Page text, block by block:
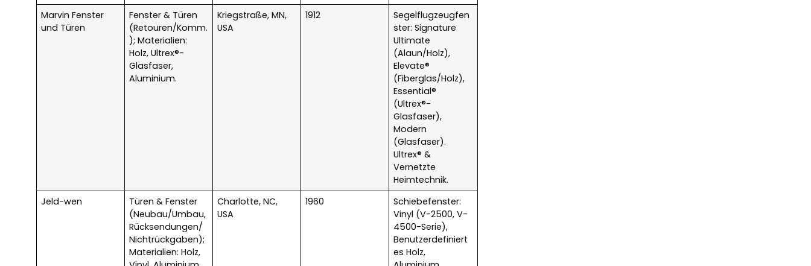
Marvin Fenster
und Türen
Fenster & Türen
(Retouren/Komm.
); Materialien:
Holz, Ultrex®-
Glasfaser,
Aluminium.
Kriegstraße, MN,
USA
1912
Segelflugzeugfen
ster: Signature
Ultimate
(Alaun/Holz),
Elevate®
(Fiberglas/Holz),
Essential®
(Ultrex®-
Glasfaser),
Modern
(Glasfaser).
Ultrex® &
Vernetzte
Heimtechnik.
Jeld-wen
Türen & Fenster
(Neubau/Umbau,
Rücksendungen/
Nichtrückgaben);
Materialien: Holz,
Charlotte, NC,
USA
1960
Schiebefenster:
Vinyl (V-2500, V-
4500-Serie),
Benutzerdefiniert
es Holz,